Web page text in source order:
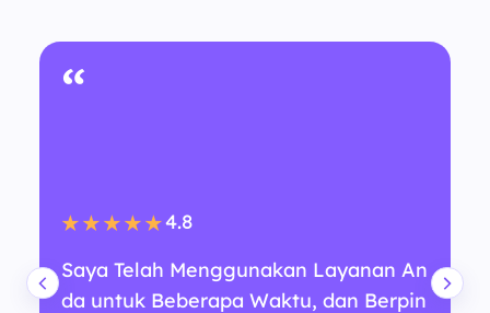
“
★★★★★4.8
Saya Telah Menggunakan Layanan An
da untuk Beberapa Waktu, dan Berpin